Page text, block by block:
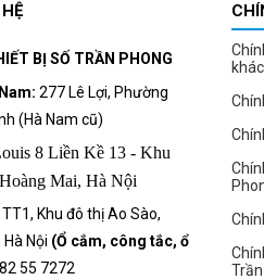
BỊ SỐ TRẦN PHONG
277 Lê Lợi, Phường
(Hà Nam cũ)
8 Liền Kề 13 - Khu
Mai, Hà Nội
TT1, Khu đô thị Ao Sào,
Nội (Ổ cắm, công tắc, ổ
55 7272